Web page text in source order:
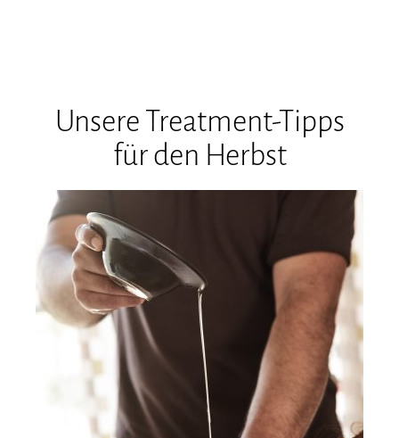
Unsere Treatment-Tipps
für den Herbst